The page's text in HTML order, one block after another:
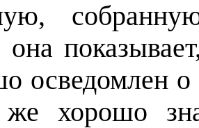
осведомлен о
хорошо